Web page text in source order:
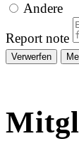
Andere
Report note